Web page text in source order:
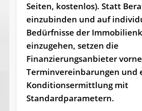
Seiten, kostenlos). Statt
einzubinden und auf
Bedürfnisse der
einzugehen, setzen die
Finanzierungsanbieter
Terminvereinbarungen und
Konditionsermittlung mit
Standardparametern.